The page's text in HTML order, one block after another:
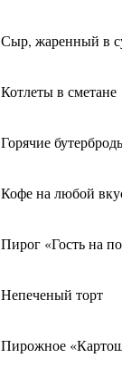
Сыр, жаренный в
Котлеты в сметане
Горячие
Кофе на любой
Пирог «Гость на
Непеченый торт
Пирожное